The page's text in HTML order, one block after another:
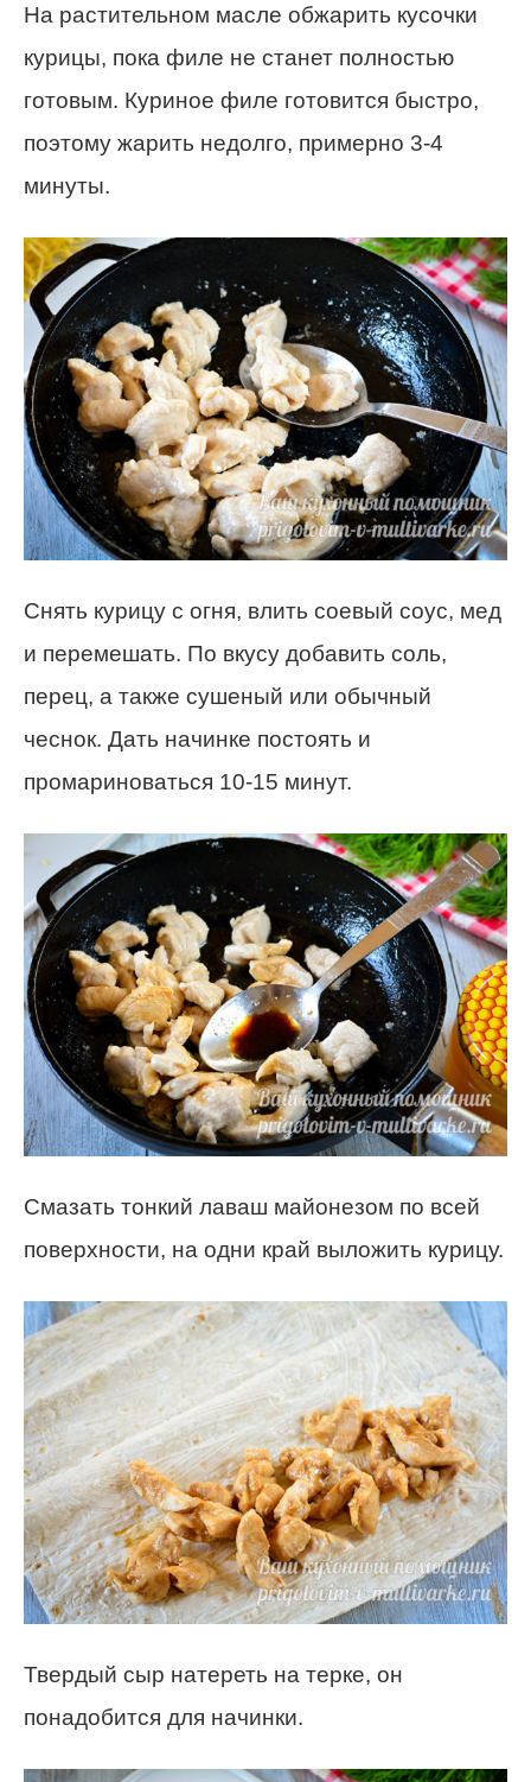
На растительном масле обжарить кусочки
курицы, пока филе не станет полностью
готовым. Куриное филе готовится быстро,
поэтому жарить недолго, примерно 3-4
минуты.
Снять курицу с огня, влить соевый соус, мед
и перемешать. По вкусу добавить соль,
перец, а также сушеный или обычный
чеснок. Дать начинке постоять и
промариноваться 10-15 минут.
Смазать тонкий лаваш майонезом по всей
поверхности, на одни край выложить курицу.
Твердый сыр натереть на терке, он
понадобится для начинки.